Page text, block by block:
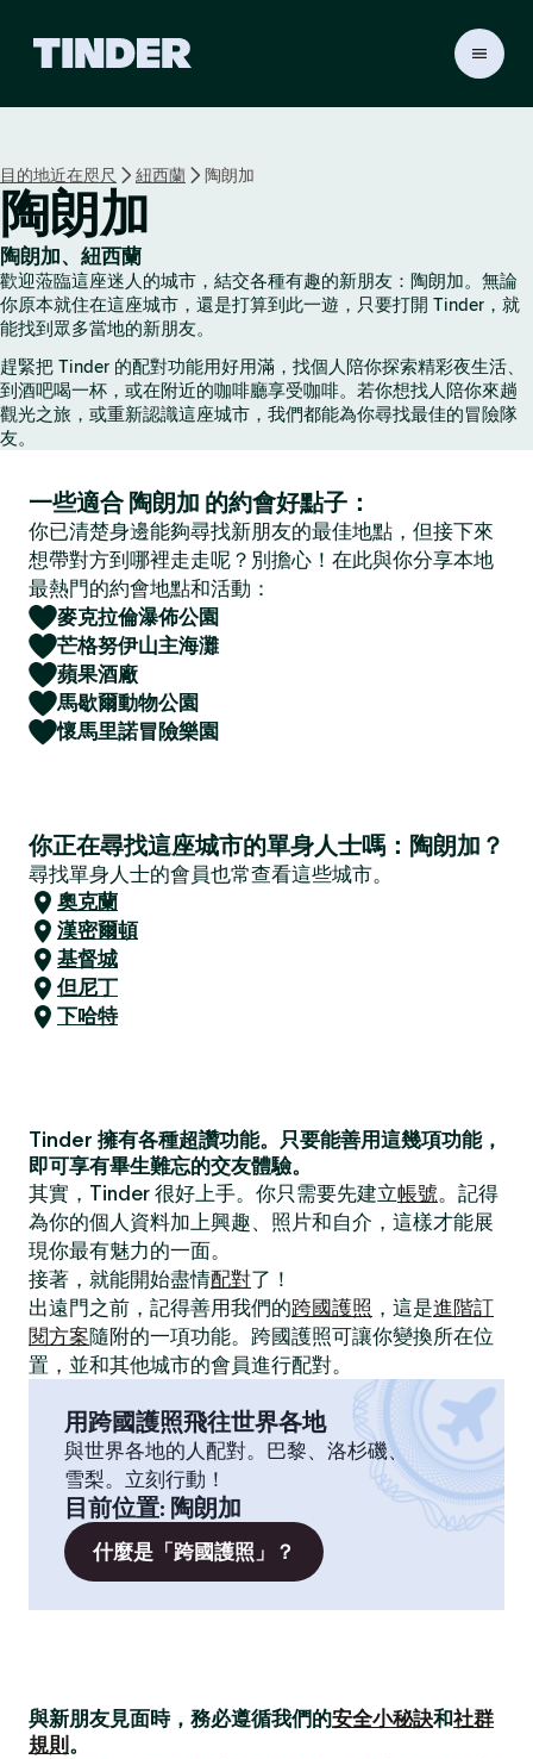
r
目的地近在咫尺 紐西蘭 陶朗加
陶朗加
陶朗加、紐西蘭
歡迎蒞臨這座迷人的城市，結交各種有趣的新朋友：陶朗加。無論
你原本就住在這座城市，還是打算到此一遊，只要打開 Tinder，就
能找到眾多當地的新朋友。
趕緊把 Tinder 的配對功能用好用滿，找個人陪你探索精彩夜生活、
到酒吧喝一杯，或在附近的咖啡廳享受咖啡。若你想找人陪你來趟
觀光之旅，或重新認識這座城市，我們都能為你尋找最佳的冒險隊
友。
一些適合 陶朗加 的約會好點子：
你已清楚身邊能夠尋找新朋友的最佳地點，但接下來
想帶對方到哪裡走走呢？別擔心！在此與你分享本地
最熱門的約會地點和活動：
麥克拉倫瀑佈公園
芒格努伊山主海灘
蘋果酒廠
馬歇爾動物公園
懷馬里諾冒險樂園
你正在尋找這座城市的單身人士嗎：陶朗加？
尋找單身人士的會員也常查看這些城市。
奧克蘭
漢密爾頓
基督城
但尼丁
下哈特
Tinder 擁有各種超讚功能。只要能善用這幾項功能，
即可享有畢生難忘的交友體驗。
其實，Tinder 很好上手。你只需要先建立帳號。記得
為你的個人資料加上興趣、照片和自介，這樣才能展
現你最有魅力的一面。
接著，就能開始盡情配對了！
出遠門之前，記得善用我們的跨國護照 ，這是進階訂
閱方案隨附的一項功能。跨國護照可讓你變換所在位
置，並和其他城市的會員進行配對。
用跨國護照飛往世界各地
與世界各地的人配對。巴黎、洛杉磯、
雪梨。立刻行動！
目前位置: 陶朗加
什麼是「跨國護照」？
與新朋友見面時，務必遵循我們的安全小秘訣和社群
規則 。